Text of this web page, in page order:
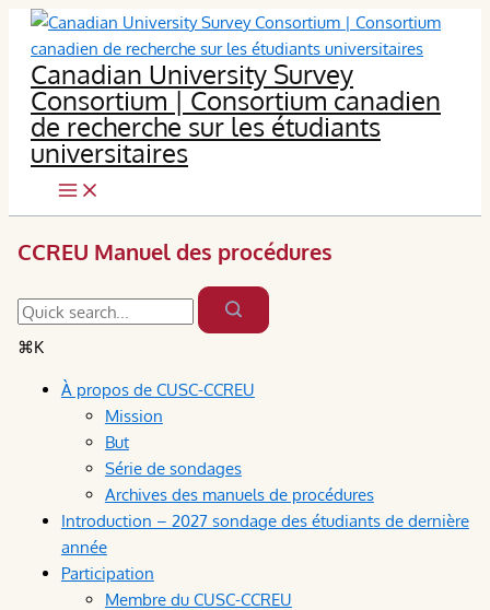
Skip
content
Canadian University Survey
Consortium | Consortium canadien
de recherche sur les étudiants
universitaires
CCREU Manuel des procédures
⌘K
À propos de CUSC-CCREU
Mission
But
Série de sondages
Archives des manuels de procédures
Introduction – 2027 sondage des étudiants de dernière
année
Participation
Membre du CUSC-CCREU